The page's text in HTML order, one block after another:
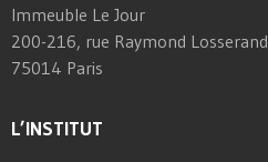
Immeuble Le Jour
200-216, rue Raymond Losserand
75014 Paris
L’INSTITUT